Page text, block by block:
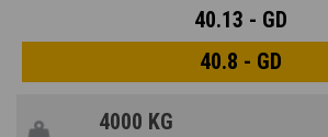
40.13 - GD
40.8 - GD
4000 KG